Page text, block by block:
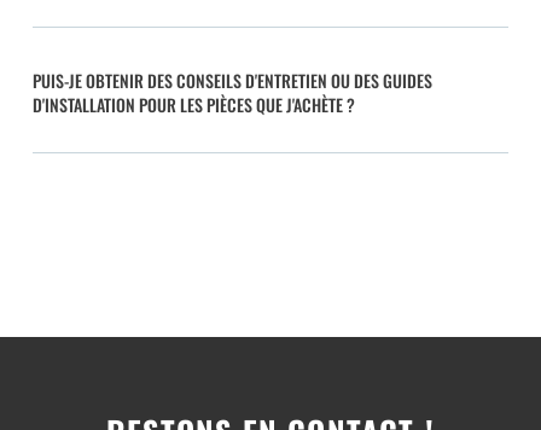
PUIS-JE OBTENIR DES CONSEILS D'ENTRETIEN OU DES GUIDES
D'INSTALLATION POUR LES PIÈCES QUE J'ACHÈTE ?